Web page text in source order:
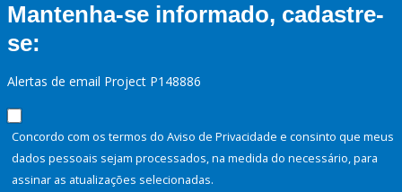
Mantenha-se informado, cadastre-
se:
Alertas de email Project P148886
Concordo com os termos do Aviso de Privacidade e consinto que meus
dados pessoais sejam processados, na medida do necessário, para
assinar as atualizações selecionadas.